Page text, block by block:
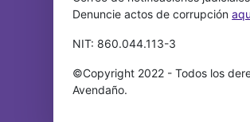
Denuncie actos de corrupción
NIT: 860.044.113-3
©Copyright 2022 - Todos los
Avendaño.